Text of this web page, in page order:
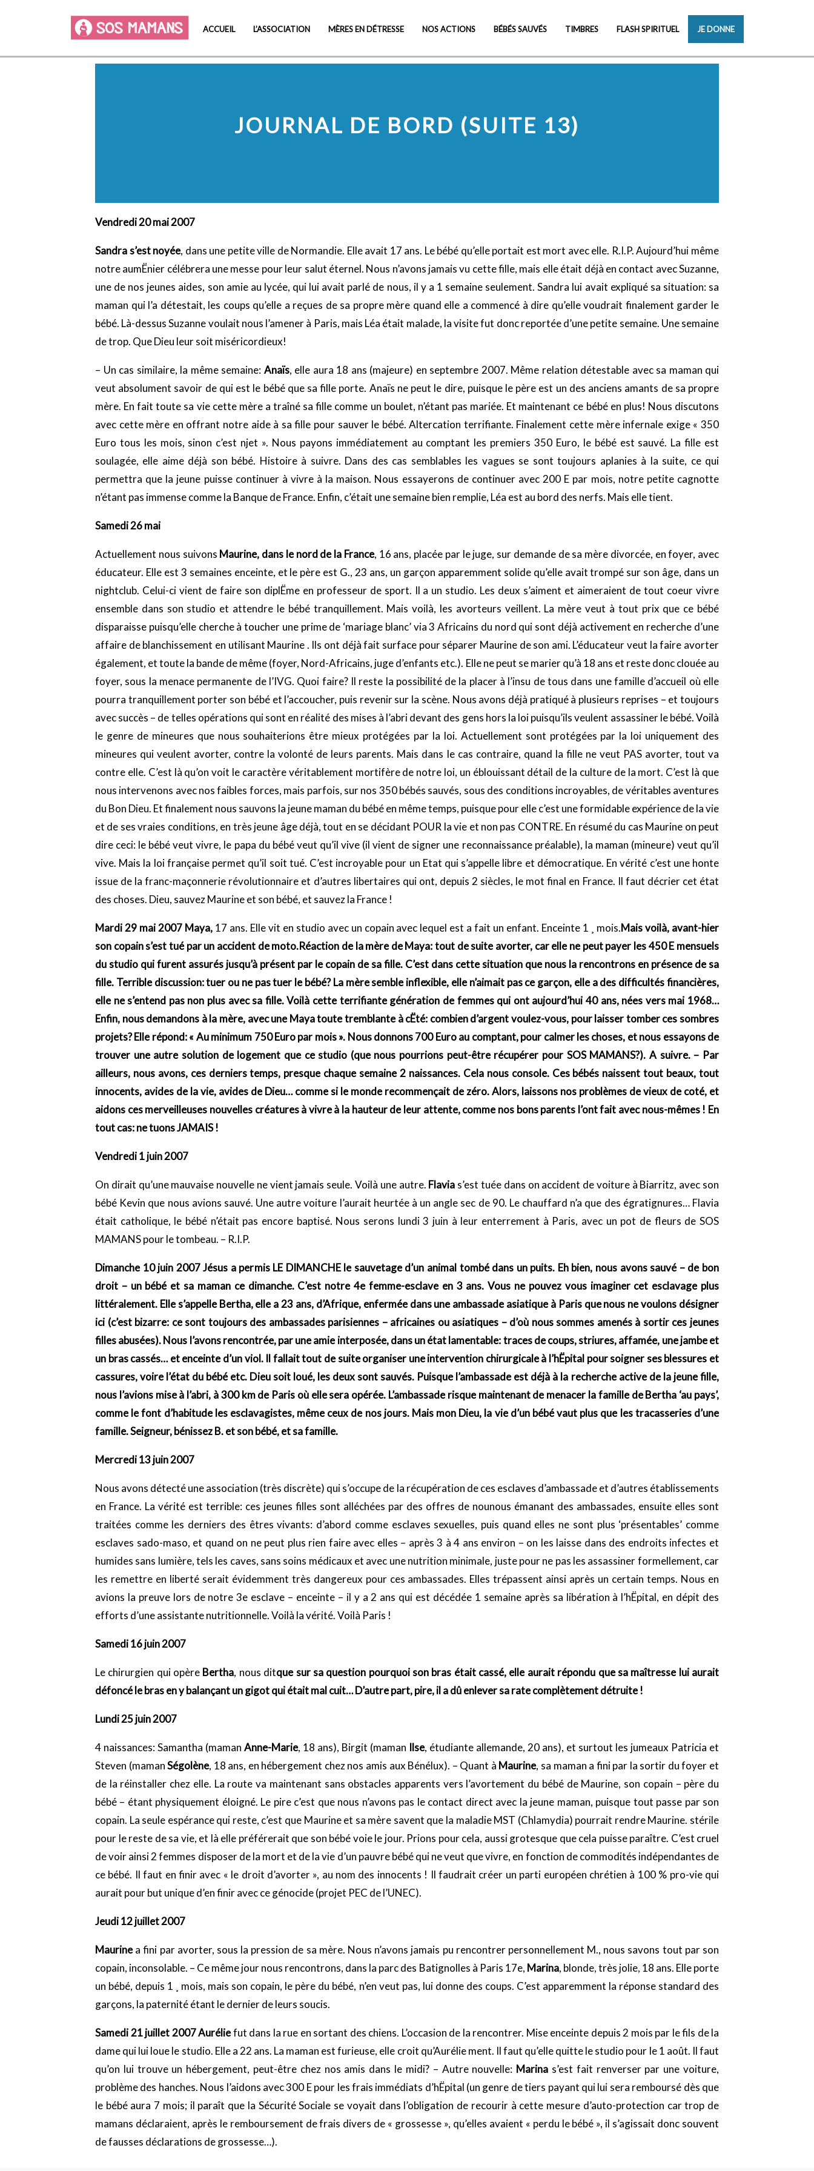
ACCUEIL L’ASSOCIATION MÈRES EN DÉTRESSE NOS ACTIONS BÉBÉS SAUVÉS TIMBRES FLASH SPIRITUEL JE DONNE
JOURNAL DE BORD (SUITE 13)
Vendredi 20 mai 2007
Sandra s’est noyée, dans une petite ville de Normandie. Elle avait 17 ans. Le bébé qu’elle portait est mort avec elle. R.I.P. Aujourd’hui même
notre aumËnier célébrera une messe pour leur salut éternel. Nous n’avons jamais vu cette fille, mais elle était déjà en contact avec Suzanne,
une de nos jeunes aides, son amie au lycée, qui lui avait parlé de nous, il y a 1 semaine seulement. Sandra lui avait expliqué sa situation: sa
maman qui l’a détestait, les coups qu’elle a reçues de sa propre mère quand elle a commencé à dire qu’elle voudrait finalement garder le
bébé. Là-dessus Suzanne voulait nous l’amener à Paris, mais Léa était malade, la visite fut donc reportée d’une petite semaine. Une semaine
de trop. Que Dieu leur soit miséricordieux!
– Un cas similaire, la même semaine: Anaïs, elle aura 18 ans (majeure) en septembre 2007. Même relation détestable avec sa maman qui
veut absolument savoir de qui est le bébé que sa fille porte. Anaïs ne peut le dire, puisque le père est un des anciens amants de sa propre
mère. En fait toute sa vie cette mère a traîné sa fille comme un boulet, n’étant pas mariée. Et maintenant ce bébé en plus! Nous discutons
avec cette mère en offrant notre aide à sa fille pour sauver le bébé. Altercation terrifiante. Finalement cette mère infernale exige « 350
Euro tous les mois, sinon c’est njet ». Nous payons immédiatement au comptant les premiers 350 Euro, le bébé est sauvé. La fille est
soulagée, elle aime déjà son bébé. Histoire à suivre. Dans des cas semblables les vagues se sont toujours aplanies à la suite, ce qui
permettra que la jeune puisse continuer à vivre à la maison. Nous essayerons de continuer avec 200 E par mois, notre petite cagnotte
n’étant pas immense comme la Banque de France. Enfin, c’était une semaine bien remplie, Léa est au bord des nerfs. Mais elle tient.
Samedi 26 mai
Actuellement nous suivons Maurine, dans le nord de la France, 16 ans, placée par le juge, sur demande de sa mère divorcée, en foyer, avec
éducateur. Elle est 3 semaines enceinte, et le père est G., 23 ans, un garçon apparemment solide qu’elle avait trompé sur son âge, dans un
nightclub. Celui-ci vient de faire son diplËme en professeur de sport. Il a un studio. Les deux s’aiment et aimeraient de tout coeur vivre
ensemble dans son studio et attendre le bébé tranquillement. Mais voilà, les avorteurs veillent. La mère veut à tout prix que ce bébé
disparaisse puisqu’elle cherche à toucher une prime de ‘mariage blanc’ via 3 Africains du nord qui sont déjà activement en recherche d’une
affaire de blanchissement en utilisant Maurine . Ils ont déjà fait surface pour séparer Maurine de son ami. L’éducateur veut la faire avorter
également, et toute la bande de même (foyer, Nord-Africains, juge d’enfants etc.). Elle ne peut se marier qu’à 18 ans et reste donc clouée au
foyer, sous la menace permanente de l’IVG. Quoi faire? Il reste la possibilité de la placer à l’insu de tous dans une famille d’accueil où elle
pourra tranquillement porter son bébé et l’accoucher, puis revenir sur la scène. Nous avons déjà pratiqué à plusieurs reprises – et toujours
avec succès – de telles opérations qui sont en réalité des mises à l’abri devant des gens hors la loi puisqu’ils veulent assassiner le bébé. Voilà
le genre de mineures que nous souhaiterions être mieux protégées par la loi. Actuellement sont protégées par la loi uniquement des
mineures qui veulent avorter, contre la volonté de leurs parents. Mais dans le cas contraire, quand la fille ne veut PAS avorter, tout va
contre elle. C’est là qu’on voit le caractère véritablement mortifère de notre loi, un éblouissant détail de la culture de la mort. C’est là que
nous intervenons avec nos faibles forces, mais parfois, sur nos 350 bébés sauvés, sous des conditions incroyables, de véritables aventures
du Bon Dieu. Et finalement nous sauvons la jeune maman du bébé en même temps, puisque pour elle c’est une formidable expérience de la vie
et de ses vraies conditions, en très jeune âge déjà, tout en se décidant POUR la vie et non pas CONTRE. En résumé du cas Maurine on peut
dire ceci: le bébé veut vivre, le papa du bébé veut qu’il vive (il vient de signer une reconnaissance préalable), la maman (mineure) veut qu’il
vive. Mais la loi française permet qu’il soit tué. C’est incroyable pour un Etat qui s’appelle libre et démocratique. En vérité c’est une honte
issue de la franc-maçonnerie révolutionnaire et d’autres libertaires qui ont, depuis 2 siècles, le mot final en France. Il faut décrier cet état
des choses. Dieu, sauvez Maurine et son bébé, et sauvez la France !
Mardi 29 mai 2007 Maya, 17 ans. Elle vit en studio avec un copain avec lequel est a fait un enfant. Enceinte 1 ¸ mois.Mais voilà, avant-hier
son copain s’est tué par un accident de moto.Réaction de la mère de Maya: tout de suite avorter, car elle ne peut payer les 450 E mensuels
du studio qui furent assurés jusqu’à présent par le copain de sa fille. C’est dans cette situation que nous la rencontrons en présence de sa
fille. Terrible discussion: tuer ou ne pas tuer le bébé? La mère semble inflexible, elle n’aimait pas ce garçon, elle a des difficultés financières,
elle ne s’entend pas non plus avec sa fille. Voilà cette terrifiante génération de femmes qui ont aujourd’hui 40 ans, nées vers mai 1968…
Enfin, nous demandons à la mère, avec une Maya toute tremblante à cËté: combien d’argent voulez-vous, pour laisser tomber ces sombres
projets? Elle répond: « Au minimum 750 Euro par mois ». Nous donnons 700 Euro au comptant, pour calmer les choses, et nous essayons de
trouver une autre solution de logement que ce studio (que nous pourrions peut-être récupérer pour SOS MAMANS?). A suivre. – Par
ailleurs, nous avons, ces derniers temps, presque chaque semaine 2 naissances. Cela nous console. Ces bébés naissent tout beaux, tout
innocents, avides de la vie, avides de Dieu… comme si le monde recommençait de zéro. Alors, laissons nos problèmes de vieux de coté, et
aidons ces merveilleuses nouvelles créatures à vivre à la hauteur de leur attente, comme nos bons parents l’ont fait avec nous-mêmes ! En
tout cas: ne tuons JAMAIS !
Vendredi 1 juin 2007
On dirait qu’une mauvaise nouvelle ne vient jamais seule. Voilà une autre. Flavia s’est tuée dans on accident de voiture à Biarritz, avec son
bébé Kevin que nous avions sauvé. Une autre voiture l’aurait heurtée à un angle sec de 90. Le chauffard n’a que des égratignures… Flavia
était catholique, le bébé n’était pas encore baptisé. Nous serons lundi 3 juin à leur enterrement à Paris, avec un pot de fleurs de SOS
MAMANS pour le tombeau. – R.I.P.
Dimanche 10 juin 2007 Jésus a permis LE DIMANCHE le sauvetage d’un animal tombé dans un puits. Eh bien, nous avons sauvé – de bon
droit – un bébé et sa maman ce dimanche. C’est notre 4e femme-esclave en 3 ans. Vous ne pouvez vous imaginer cet esclavage plus
littéralement. Elle s’appelle Bertha, elle a 23 ans, d’Afrique, enfermée dans une ambassade asiatique à Paris que nous ne voulons désigner
ici (c’est bizarre: ce sont toujours des ambassades parisiennes – africaines ou asiatiques – d’où nous sommes amenés à sortir ces jeunes
filles abusées). Nous l’avons rencontrée, par une amie interposée, dans un état lamentable: traces de coups, striures, affamée, une jambe et
un bras cassés… et enceinte d’un viol. Il fallait tout de suite organiser une intervention chirurgicale à l’hËpital pour soigner ses blessures et
cassures, voire l’état du bébé etc. Dieu soit loué, les deux sont sauvés. Puisque l’ambassade est déjà à la recherche active de la jeune fille,
nous l’avions mise à l’abri, à 300 km de Paris où elle sera opérée. L’ambassade risque maintenant de menacer la famille de Bertha ‘au pays’,
comme le font d’habitude les esclavagistes, même ceux de nos jours. Mais mon Dieu, la vie d’un bébé vaut plus que les tracasseries d’une
famille. Seigneur, bénissez B. et son bébé, et sa famille.
Mercredi 13 juin 2007
Nous avons détecté une association (très discrète) qui s’occupe de la récupération de ces esclaves d’ambassade et d’autres établissements
en France. La vérité est terrible: ces jeunes filles sont alléchées par des offres de nounous émanant des ambassades, ensuite elles sont
traitées comme les derniers des êtres vivants: d’abord comme esclaves sexuelles, puis quand elles ne sont plus ‘présentables’ comme
esclaves sado-maso, et quand on ne peut plus rien faire avec elles – après 3 à 4 ans environ – on les laisse dans des endroits infectes et
humides sans lumière, tels les caves, sans soins médicaux et avec une nutrition minimale, juste pour ne pas les assassiner formellement, car
les remettre en liberté serait évidemment très dangereux pour ces ambassades. Elles trépassent ainsi après un certain temps. Nous en
avions la preuve lors de notre 3e esclave – enceinte – il y a 2 ans qui est décédée 1 semaine après sa libération à l’hËpital, en dépit des
efforts d’une assistante nutritionnelle. Voilà la vérité. Voilà Paris !
Samedi 16 juin 2007
Le chirurgien qui opère Bertha, nous ditque sur sa question pourquoi son bras était cassé, elle aurait répondu que sa maîtresse lui aurait
défoncé le bras en y balançant un gigot qui était mal cuit… D’autre part, pire, il a dû enlever sa rate complètement détruite !
Lundi 25 juin 2007
4 naissances: Samantha (maman Anne-Marie, 18 ans), Birgit (maman Ilse, étudiante allemande, 20 ans), et surtout les jumeaux Patricia et
Steven (mamanSégolène, 18 ans, en hébergement chez nos amis aux Bénélux). – Quant à Maurine, sa maman a fini par la sortir du foyer et
de la réinstaller chez elle. La route va maintenant sans obstacles apparents vers l’avortement du bébé de Maurine, son copain – père du
bébé – étant physiquement éloigné. Le pire c’est que nous n’avons pas le contact direct avec la jeune maman, puisque tout passe par son
copain. La seule espérance qui reste, c’est que Maurine et sa mère savent que la maladie MST (Chlamydia) pourrait rendre Maurine. stérile
pour le reste de sa vie, et là elle préférerait que son bébé voie le jour. Prions pour cela, aussi grotesque que cela puisse paraître. C’est cruel
de voir ainsi 2 femmes disposer de la mort et de la vie d’un pauvre bébé qui ne veut que vivre, en fonction de commodités indépendantes de
ce bébé. Il faut en finir avec « le droit d’avorter », au nom des innocents ! Il faudrait créer un parti européen chrétien à 100 % pro-vie qui
aurait pour but unique d’en finir avec ce génocide (projet PEC de l’UNEC).
Jeudi 12 juillet 2007
Maurinea fini par avorter, sous la pression de sa mère. Nous n’avons jamais pu rencontrer personnellement M., nous savons tout par son
copain, inconsolable. – Ce même jour nous rencontrons, dans la parc des Batignolles à Paris 17e, Marina, blonde, très jolie, 18 ans. Elle porte
un bébé, depuis 1 ¸ mois, mais son copain, le père du bébé, n’en veut pas, lui donne des coups. C’est apparemment la réponse standard des
garçons, la paternité étant le dernier de leurs soucis.
Samedi 21 juillet 2007 Auréliefut dans la rue en sortant des chiens. L’occasion de la rencontrer. Mise enceinte depuis 2 mois par le fils de la
dame qui lui loue le studio. Elle a 22 ans. La maman est furieuse, elle croit qu’Aurélie ment. Il faut qu’elle quitte le studio pour le 1 août. Il faut
qu’on lui trouve un hébergement, peut-être chez nos amis dans le midi? – Autre nouvelle: Marina s’est fait renverser par une voiture,
problème des hanches. Nous l’aidons avec 300 E pour les frais immédiats d’hËpital (un genre de tiers payant qui lui sera remboursé dès que
le bébé aura 7 mois; il paraît que la Sécurité Sociale se voyait dans l’obligation de recourir à cette mesure d’auto-protection car trop de
mamans déclaraient, après le remboursement de frais divers de « grossesse », qu’elles avaient « perdu le bébé », il s’agissait donc souvent
de fausses déclarations de grossesse…).